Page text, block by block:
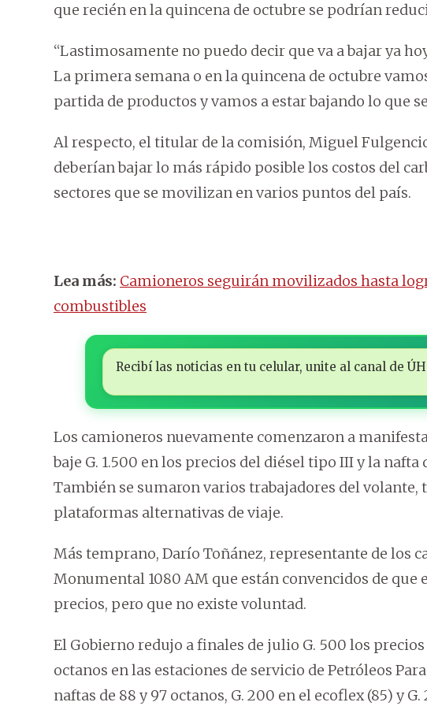
que recién en la quincena de octubre se podrían
“Lastimosamente no puedo decir que va a bajar ya
La primera semana o en la quincena de octubre
partida de productos y vamos a estar bajando lo que
Al respecto, el titular de la comisión, Miguel
deberían bajar lo más rápido posible los costos del
sectores que se movilizan en varios puntos del país.
Lea más: Camioneros seguirán movilizados hasta
combustibles
Recibí las noticias en tu celular, unite al canal de
Los camioneros nuevamente comenzaron a
baje G. 1.500 en los precios del diésel tipo III y la
También se sumaron varios trabajadores del volante,
plataformas alternativas de viaje.
Más temprano, Darío Toñánez, representante de los
Monumental 1080 AM que están convencidos de que
precios, pero que no existe voluntad.
El Gobierno redujo a finales de julio G. 500 los
octanos en las estaciones de servicio de Petróleos
naftas de 88 y 97 octanos, G. 200 en el ecoflex (85) y